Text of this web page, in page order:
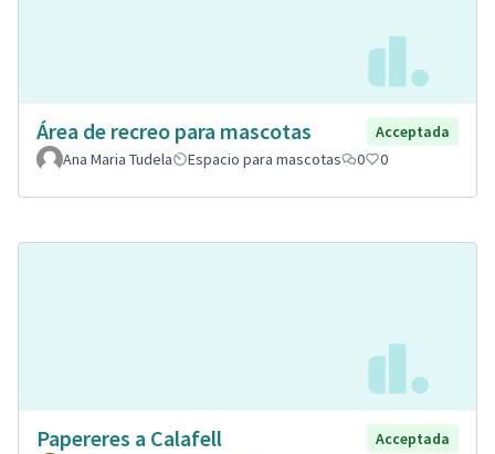
Área de recreo para mascotas
Acceptada
Ana Maria Tudela
Espacio para mascotas 0 0
Papereres a Calafell
Acceptada